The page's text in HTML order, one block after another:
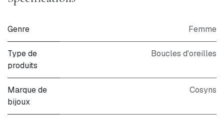
Genre Femme
Type de
produits
Boucles d'oreilles
Marque de
bijoux
Cosyns